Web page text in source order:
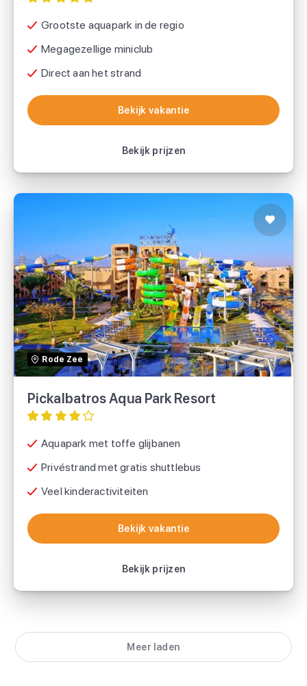
Grootste aquapark in de regio
Megagezellige miniclub
Direct aan het strand
Bekijk vakantie
Bekijk prijzen
Bekijk vakantie
Rode Zee
Pickalbatros Aqua Park Resort
Aquapark met toffe glijbanen
Privéstrand met gratis shuttlebus
Veel kinderactiviteiten
Bekijk vakantie
Bekijk prijzen
Pickalbatros Aqua Park Resort
Sunweb
Bekijk vakantie
Meer laden